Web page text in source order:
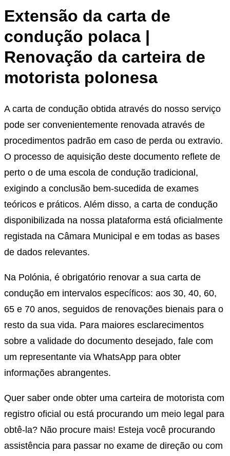
Extensão da carta de
condução polaca |
Renovação da carteira de
motorista polonesa
A carta de condução obtida através do nosso serviço
pode ser convenientemente renovada através de
procedimentos padrão em caso de perda ou extravio.
O processo de aquisição deste documento reflete de
perto o de uma escola de condução tradicional,
exigindo a conclusão bem-sucedida de exames
teóricos e práticos. Além disso, a carta de condução
disponibilizada na nossa plataforma está oficialmente
registada na Câmara Municipal e em todas as bases
de dados relevantes.
Na Polónia, é obrigatório renovar a sua carta de
condução em intervalos específicos: aos 30, 40, 60,
65 e 70 anos, seguidos de renovações bienais para o
resto da sua vida. Para maiores esclarecimentos
sobre a validade do documento desejado, fale com
um representante via WhatsApp para obter
informações abrangentes.
Quer saber onde obter uma carteira de motorista com
registro oficial ou está procurando um meio legal para
obtê-la? Não procure mais! Esteja você procurando
assistência para passar no exame de direção ou com